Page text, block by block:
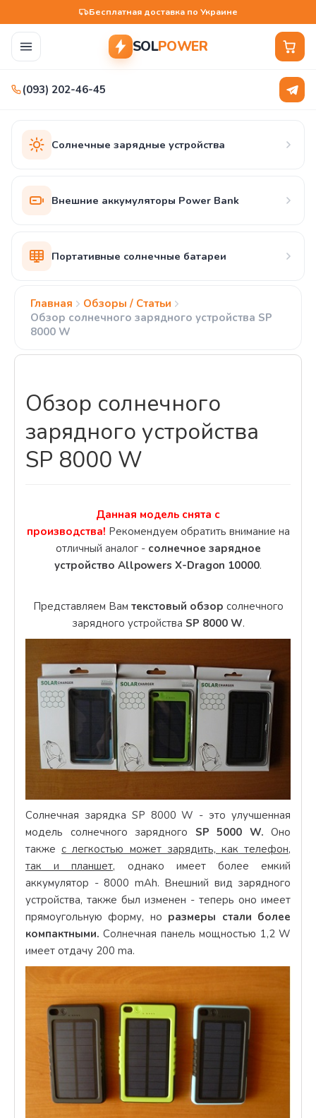
Бесплатная доставка по Украине
SOLPOWER
(093) 202-46-45
Солнечные зарядные устройства
Внешние аккумуляторы Power Bank
Портативные солнечные батареи
Главная
Обзоры / Статьи
Обзор солнечного зарядного устройства SP
8000 W
Обзор солнечного
зарядного устройства
SP 8000 W
Данная модель снята с
производства! Рекомендуем обратить внимание на
отличный аналог - солнечное зарядное
устройство Allpowers X-Dragon 10000.
Представляем Вам текстовый обзор солнечного
зарядного устройства SP 8000 W.
Солнечная зарядка SP 8000 W - это улучшенная
модель солнечного зарядного SP 5000 W. Оно
такжес легкостью может зарядить, как телефон,
так и планшет, однако имеет более емкий
аккумулятор - 8000 mAh. Внешний вид зарядного
устройства, также был изменен - теперь оно имеет
прямоугольную форму, но размеры стали более
компактными. Солнечная панель мощностью 1,2 W
имеет отдачу 200 ma.